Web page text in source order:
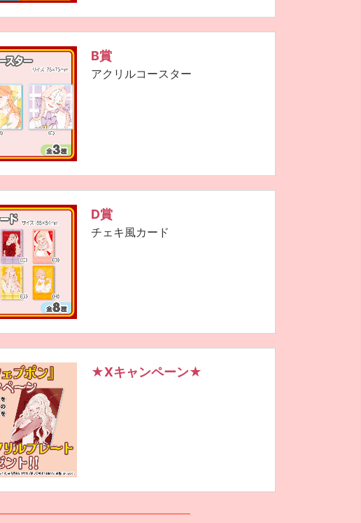
B賞
アクリルコースター
D賞
チェキ風カード
★Xキャンペーン★